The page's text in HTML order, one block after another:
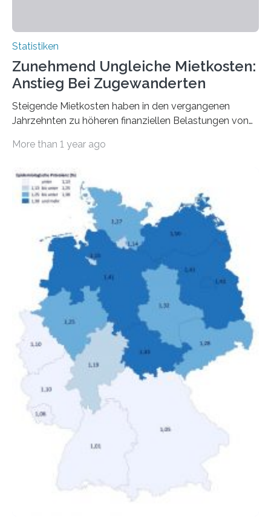
Statistiken
Zunehmend Ungleiche Mietkosten:
Anstieg Bei Zugewanderten
Steigende Mietkosten haben in den vergangenen
Jahrzehnten zu höheren finanziellen Belastungen von
Bundesinstitut für Bevölkerungsforschung (BiB)
gesamten Einkommen zwischen 1990 und 2020 für
unterschiedliche Einkommensgruppen sowie für in
Deutschland geborene Menschen und Zugewanderte
verändert hat. Das Ergebnis: Während Personen mit
hohen Einkommen (oberstes Quintil der Verteilung der
Nettoäquivalenzeinkommen) nur einen moderaten
Anstieg des Mietanteils am Gesamteinkommen
hinnehmen mussten, nahm die Belastung bei
Menschen mit…
More than 1 year ago